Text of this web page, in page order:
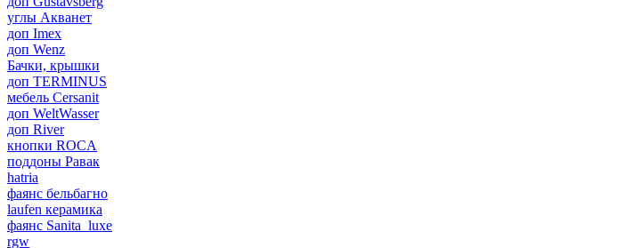
углы Акванет
доп Imex
доп Wenz
Бачки, крышки
доп TERMINUS
мебель Cersanit
доп WeltWasser
доп River
кнопки ROCA
поддоны Равак
hatria
фаянс бельбагно
laufen керамика
фаянс Sanita_luxe
rgw